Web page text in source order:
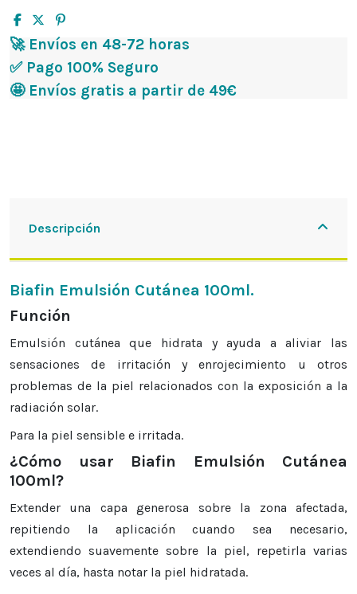
🚀 Envíos en 48-72 horas
✅ Pago 100% Seguro
🤩 Envíos gratis a partir de 49€
Descripción
Biafin Emulsión Cutánea 100ml.
Función
Emulsión cutánea que hidrata y ayuda a aliviar las
sensaciones de irritación y enrojecimiento u otros
problemas de la piel relacionados con la exposición a la
radiación solar.
Para la piel sensible e irritada.
¿Cómo usar Biafin Emulsión Cutánea
100ml?
Extender una capa generosa sobre la zona afectada,
repitiendo la aplicación cuando sea necesario,
extendiendo suavemente sobre la piel, repetirla varias
veces al día, hasta notar la piel hidratada.